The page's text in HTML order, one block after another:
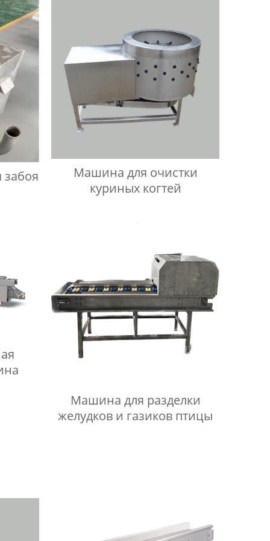
Машина для очистки
куриных когтей
Машина для разделки
желудков и газиков птицы